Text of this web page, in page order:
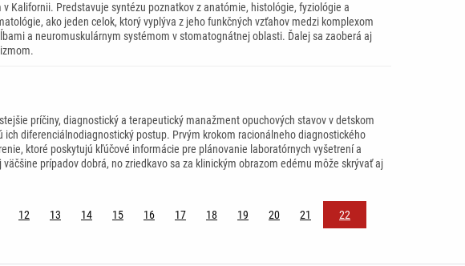
Kalifornii. Predstavuje syntézu poznatkov z anatómie, histológie, fyziológie a
ako jeden celok, ktorý vyplýva z jeho funkčných vzťahov medzi komplexom
a neuromuskulárnym systémom v stomatognátnej oblasti. Ďalej sa zaoberá aj
príčiny, diagnostický a terapeutický manažment opuchových stavov v detskom
diferenciálnodiagnostický postup. Prvým krokom racionálneho diagnostického
ktoré poskytujú kľúčové informácie pre plánovanie laboratórnych vyšetrení a
prípadov dobrá, no zriedkavo sa za klinickým obrazom edému môže skrývať aj
12 13 14 15 16 17 18 19 20 21
22